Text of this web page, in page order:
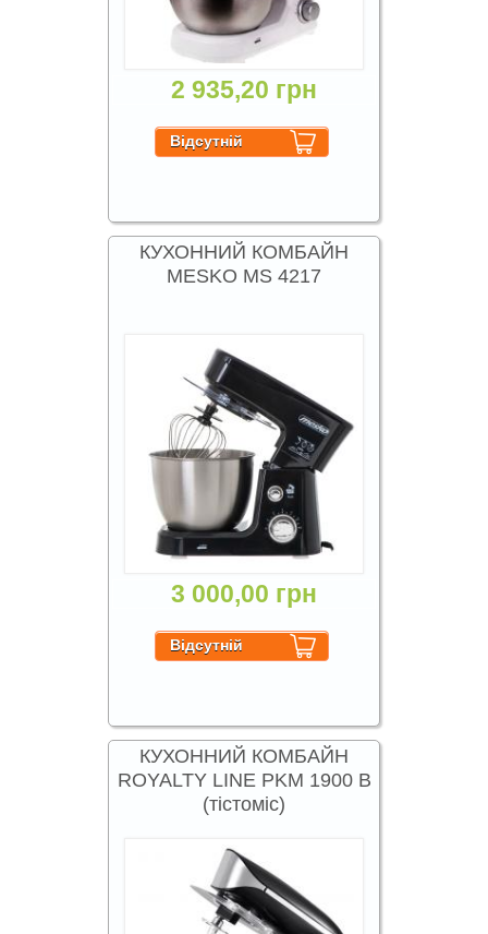
2 935,20 грн
КУХОННИЙ КОМБАЙН
MESKO MS 4217
3 000,00 грн
КУХОННИЙ КОМБАЙН
ROYALTY LINE PKM 1900 B
(тістоміс)